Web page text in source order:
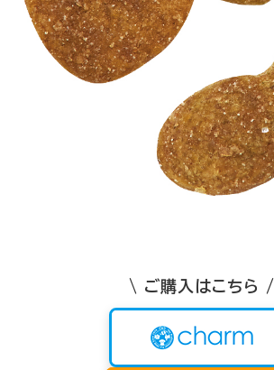
\ ご購入はこちら /